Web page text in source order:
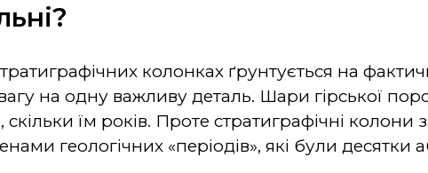
колонках ґрунтується на
на одну важливу деталь. Шари гірської
скільки їм років. Проте стратиграфічні
геологічних «періодів», які були десятки